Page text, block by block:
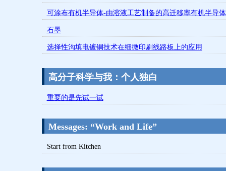
可涂布有机半导体-由溶液工艺制备的高迁移率有机半导
石墨
选择性沟填电镀铜技术在细微印刷线路板上的应用
高分子科学与我：个人独白
重要的是先试一试
Messages: “Work and Life”
Start from Kitchen